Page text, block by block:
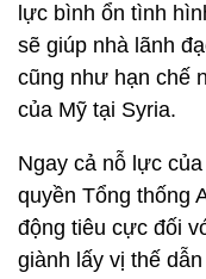
lực bình ổn tình
sẽ giúp nhà lãnh
cũng như hạn chế
của Mỹ tại Syria.
Ngay cả nỗ lực
quyền Tổng thống
động tiêu cực đối
giành lấy vị thế